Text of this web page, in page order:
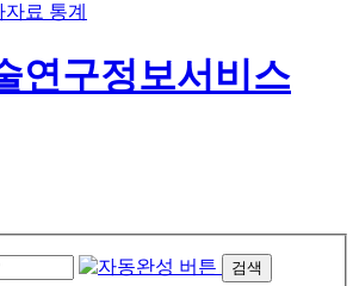
료 통계
검색